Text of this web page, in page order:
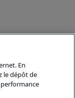
En
le dépôt de